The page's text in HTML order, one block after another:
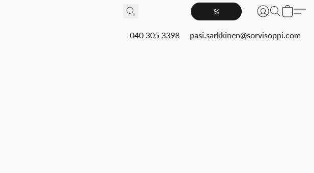
%
040 305 3398 pasi.sarkkinen@sorvisoppi.com